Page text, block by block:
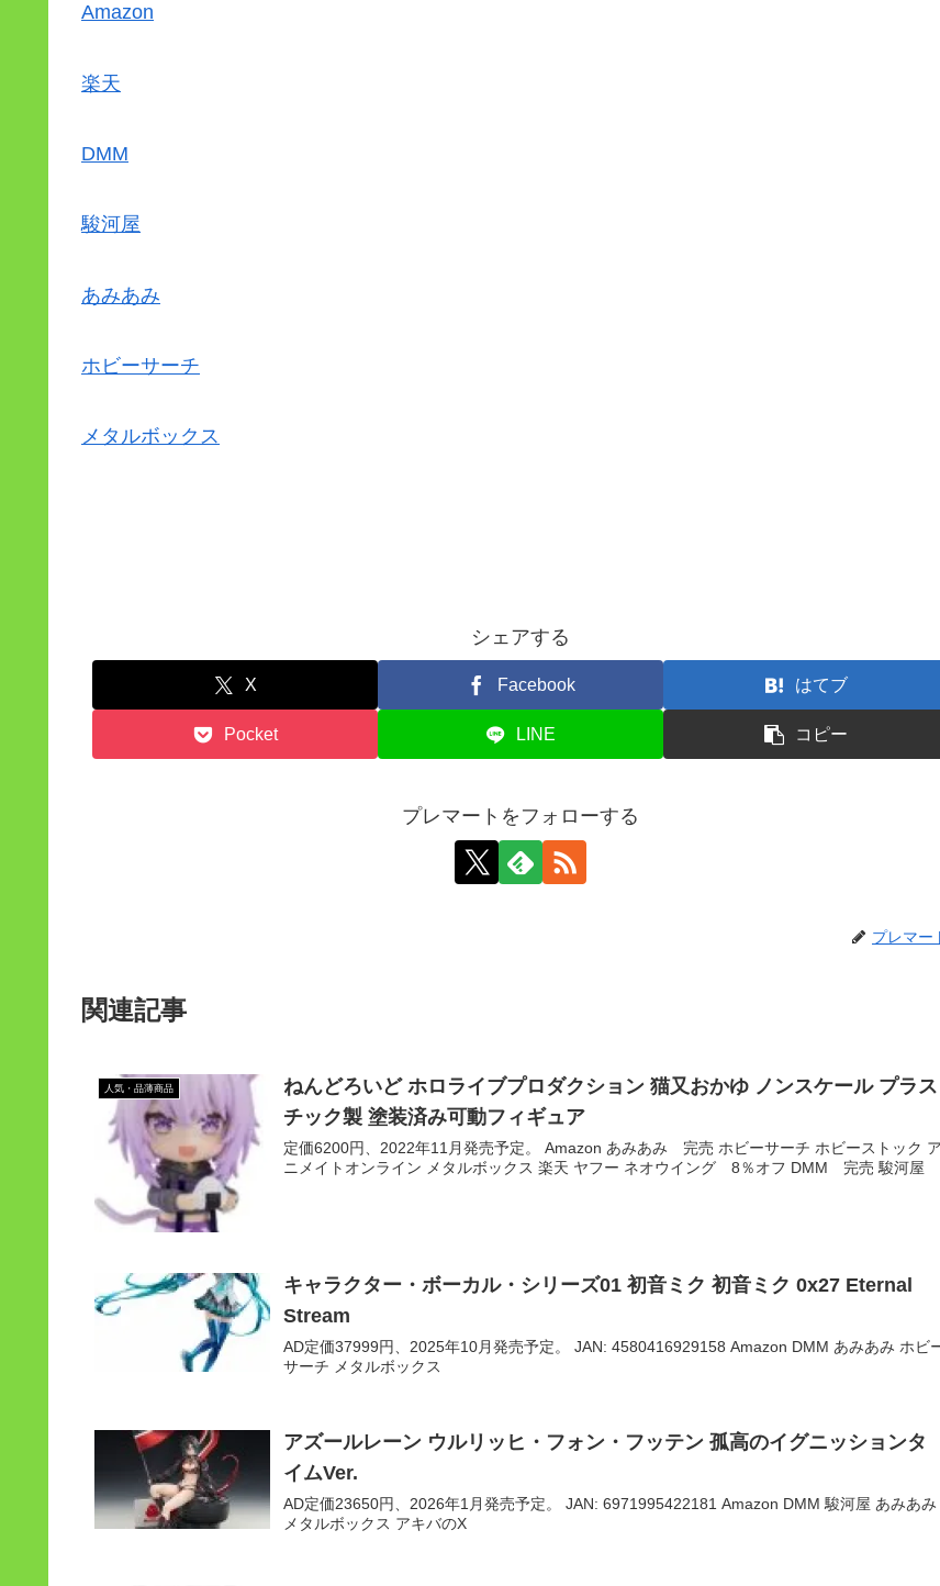
Amazon
楽天
DMM
駿河屋
あみあみ
ホビーサーチ
メタルボックス
シェアする
X Facebook はてブ
Pocket LINE コピー
プレマートをフォローする
プレマー
関連記事
人気・品薄商品
ねんどろいど ホロライブプロダクション 猫又おかゆ ノンスケール プラス
チック製 塗装済み可動フィギュア
定価6200円、2022年11月発売予定。 Amazon あみあみ 完売 ホビーサーチ ホビーストック ア
ニメイトオンライン メタルボックス 楽天 ヤフー ネオウイング 8％オフ DMM 完売 駿河屋
キャラクター・ボーカル・シリーズ01 初音ミク 初音ミク 0x27 Eternal
Stream
AD定価37999円、2025年10月発売予定。 JAN: 4580416929158 Amazon DMM あみあみ ホビ
サーチ メタルボックス
アズールレーン ウルリッヒ・フォン・フッテン 孤高のイグニッションタ
イムVer.
AD定価23650円、2026年1月発売予定。 JAN: 6971995422181 Amazon DMM 駿河屋 あみあみ
メタルボックス アキバのX